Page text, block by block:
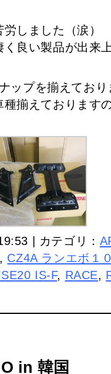
しました（涙）
良い製品が出来
ップを揃えており
揃えております
| カテゴリ：
, CZ4A ランエボ１
IS-F, RACE,
in 韓国